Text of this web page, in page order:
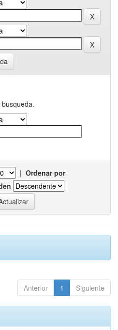
| Ordenar por
Anterior 1 Siguiente